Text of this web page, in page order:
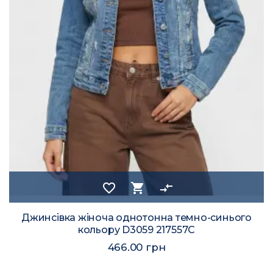
favorite_border shopping_cart compare_arrows
Джинсівка жіноча однотонна темно-синього
кольору D3059 217557C
466.00 грн